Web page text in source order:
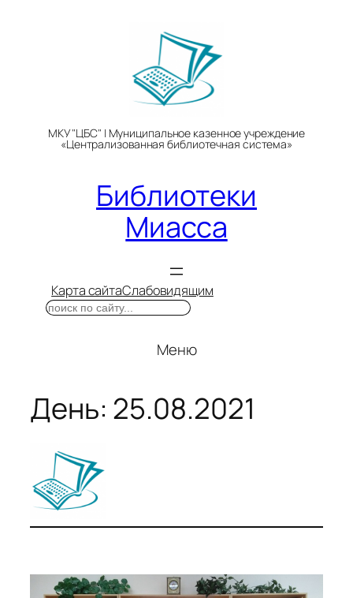
МКУ "ЦБС" | Муниципальное казенное учреждение
«Централизованная библиотечная система»
Библиотеки
Миасса
Карта сайтаСлабовидящим
Поиск
Меню
День: 25.08.2021